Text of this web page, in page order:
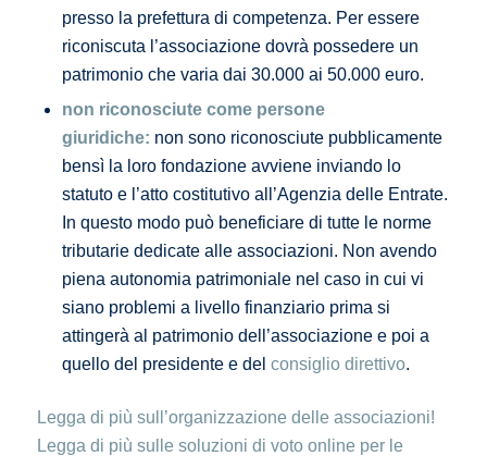
presso la prefettura di competenza. Per essere
riconiscuta l’associazione dovrà possedere un
patrimonio che varia dai 30.000 ai 50.000 euro.
non riconosciute come persone
giuridiche: non sono riconosciute pubblicamente
bensì la loro fondazione avviene inviando lo
statuto e l’atto costitutivo all’Agenzia delle Entrate.
In questo modo può beneficiare di tutte le norme
tributarie dedicate alle associazioni. Non avendo
piena autonomia patrimoniale nel caso in cui vi
siano problemi a livello finanziario prima si
attingerà al patrimonio dell’associazione e poi a
quello del presidente e del consiglio direttivo.
Legga di più sull’organizzazione delle associazioni!
Legga di più sulle soluzioni di voto online per le